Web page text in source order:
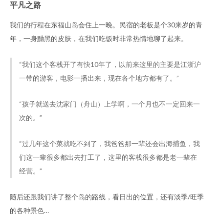
平凡之路
我们的行程在东福山岛会住上一晚。民宿的老板是个30来岁的青
年，一身黝黑的皮肤，在我们吃饭时非常热情地聊了起来。
“我们这个客栈开了有快10年了，以前来这里的主要是江浙沪
一带的游客，电影一播出来，现在各个地方都有了。”
“孩子就送去沈家门（舟山）上学啊，一个月也不一定回来一
次的。”
“过几年这个菜就吃不到了，我爸爸那一辈还会出海捕鱼，我
们这一辈很多都出去打工了，这里的客栈很多都是老一辈在
经营。”
随后还跟我们讲了整个岛的路线，看日出的位置，还有淡季/旺季
的各种景色…